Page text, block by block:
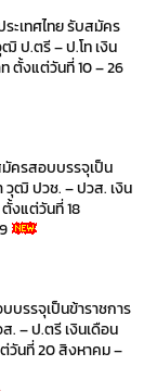
ะเทศไทย รับสมัคร
ป.ตรี – ป.โท เงิน
ตั้งแต่วันที่ 10 – 26
ครสอบบรรจุเป็น
วุฒิ ปวช. – ปวส. เงิน
ตั้งแต่วันที่ 18
รรจุเป็นข้าราชการ
. – ป.ตรี เงินเดือน
วันที่ 20 สิงหาคม –